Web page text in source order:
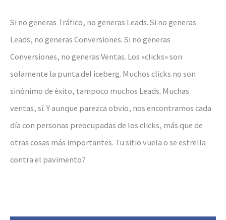
Si no generas Tráfico, no generas Leads. Si no generas
Leads, no generas Conversiones. Si no generas
Conversiones, no generas Ventas. Los «clicks» son
solamente la punta del iceberg. Muchos clicks no son
sinónimo de éxito, tampoco muchos Leads. Muchas
ventas, sí. Y aunque parezca obvio, nos encontramos cada
día con personas preocupadas de los clicks, más que de
otras cosas más importantes. Tu sitio vuela o se estrella
contra el pavimento?